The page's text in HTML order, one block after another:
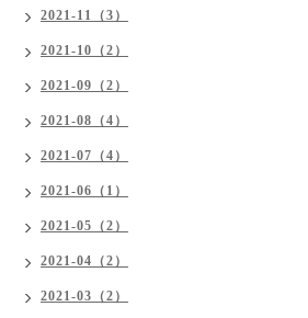
2021-11（3）
2021-10（2）
2021-09（2）
2021-08（4）
2021-07（4）
2021-06（1）
2021-05（2）
2021-04（2）
2021-03（2）